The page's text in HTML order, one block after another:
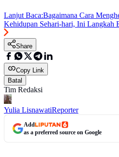
Lanjut Baca:Bagaimana Cara
Kehidupan Sehari-hari, Ini Langkah
Share
Copy Link
Batal
Tim Redaksi
Yulia LisnawatiReporter
Add
as a preferred source on Google